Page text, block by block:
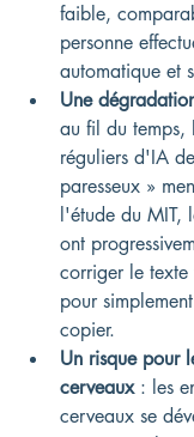
faible,
personne
automatique et
Une
au fil du temps,
réguliers d'IA
paresseux »
l'étude du MIT,
ont
corriger le
pour
copier.
Un risque pour
cerveaux : les
cerveaux se